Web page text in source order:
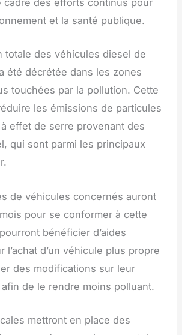
cadre des efforts continus pour
et la santé publique.
totale des véhicules diesel de
été décrétée dans les zones
touchées par la pollution. Cette
les émissions de particules
effet de serre provenant des
qui sont parmi les principaux
de véhicules concernés auront
pour se conformer à cette
bénéficier d’aides
l’achat d’un véhicule plus propre
des modifications sur leur
de le rendre moins polluant.
mettront en place des